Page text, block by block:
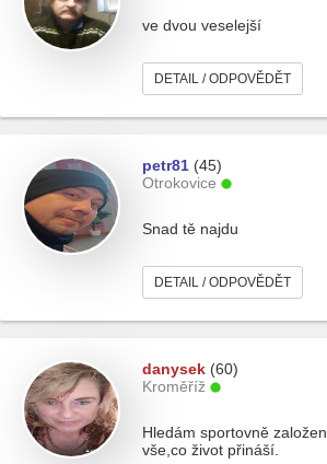
ve dvou veselejší
DETAIL / ODPOVĚDĚT
petr81 (45)
Otrokovice
Snad tě najdu
DETAIL / ODPOVĚDĚT
danysek (60)
Kroměříž
Hledám sportovně
vše,co život přináší.